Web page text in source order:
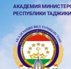
АКАДЕМИЯ
РЕСПУБЛИКИ